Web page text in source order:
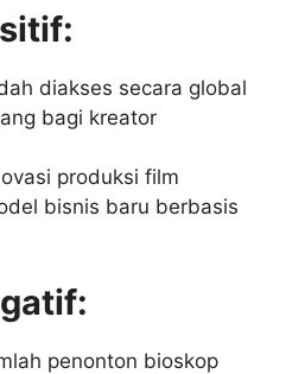
diakses secara global
bagi kreator
produksi film
bisnis baru berbasis
penonton bioskop